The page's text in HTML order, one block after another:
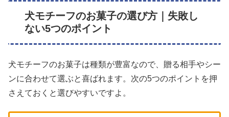
犬モチーフのお菓子の選び方｜失敗し
ない5つのポイント
犬モチーフのお菓子は種類が豊富なので、贈る相手やシー
ンに合わせて選ぶと喜ばれます。次の5つのポイントを押
さえておくと選びやすいですよ。